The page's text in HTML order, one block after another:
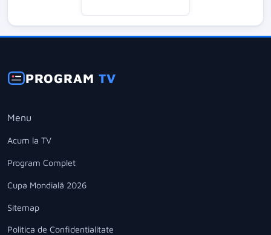
PROGRAMTV
Menu
Acum la TV
Program Complet
Cupa Mondială 2026
Sitemap
Politica de Confidentialitate